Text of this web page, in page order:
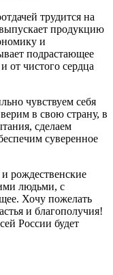
трудится на
продукцию
и
подрастающее
от чистого сердца
чувствуем себя
в свою страну, в
сделаем
суверенное
рождественские
людьми, с
Хочу пожелать
и благополучия!
России будет